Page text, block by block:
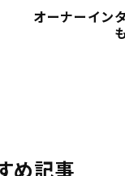
オーナーイン
め記事